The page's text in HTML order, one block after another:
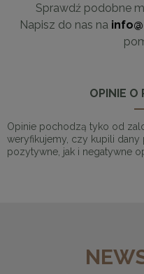
Sprawdź podobne
Napisz do nas na
OPINIE O
Opinie pochodzą tyko od
weryfikujemy, czy kupili
pozytywne, jak i negatywne